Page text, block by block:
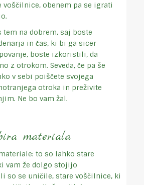
voščilnice, obenem pa se igrati
tem na dobrem, saj boste
in čas, ki bi ga sicer
boste izkoristili, da
z otrokom. Seveda, če pa še
v sebi poiščete svojega
otroka in preživite
Ne bo vam žal.
materiala
to so lahko stare
vam že dolgo stojijo
so se uničile, stare voščilnice, ki